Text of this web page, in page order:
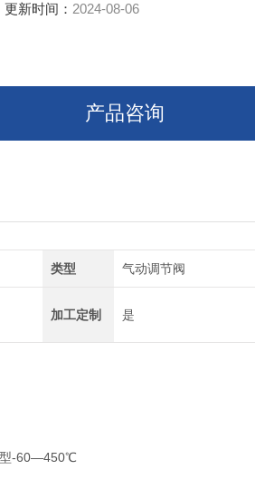
更新时间： 2024-08-06
产品咨询
类型 气动调节阀
加工定制 是
-60—450℃